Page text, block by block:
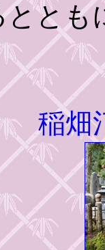
とも
稲畑